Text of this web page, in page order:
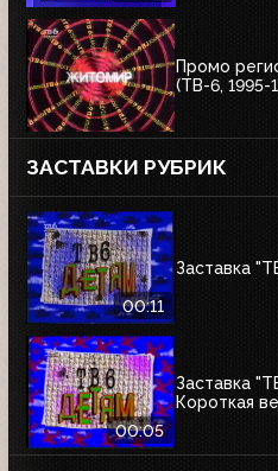
Промо
(ТВ-6, 1995-
ЗАСТАВКИ РУБРИК
00:11
Заставка
00:05
Заставка
Короткая